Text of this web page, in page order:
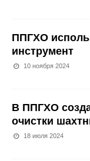
ППГХО
инструмент
10 ноября 2024
В ППГХО
очистки
18 июля 2024